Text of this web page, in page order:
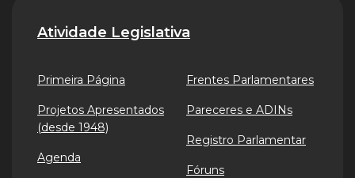
Atividade Legislativa
Primeira Página
Projetos Apresentados
(desde 1948)
Agenda
Frentes Parlamentares
Pareceres e ADINs
Registro Parlamentar
Fóruns